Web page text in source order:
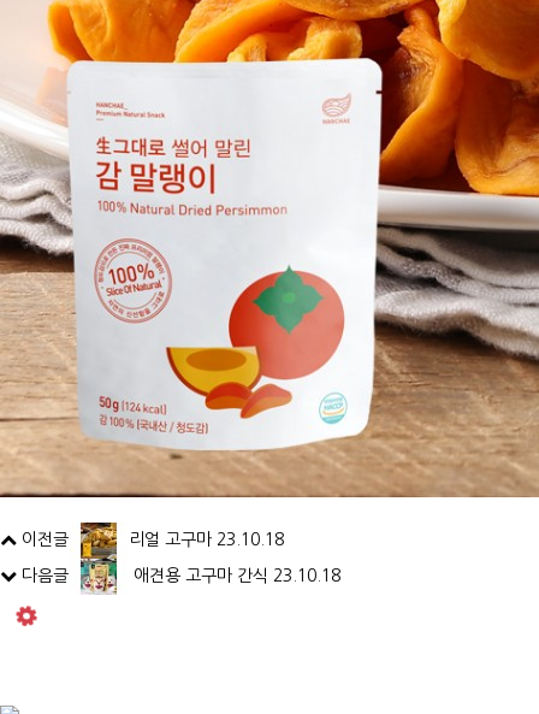
이전글 리얼 고구마 23.10.18
다음글 애견용 고구마 간식 23.10.18